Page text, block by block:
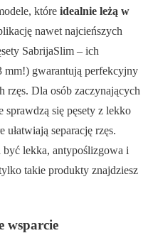
które idealnie leżą w
nawet najcieńszych
SabrijaSlim – ich
mm!) gwarantują perfekcyjny
rzęs. Dla osób zaczynających
sprawdzą się pęsety z lekko
separację rzęs.
być lekka, antypoślizgowa i
takie produkty znajdziesz
wsparcie